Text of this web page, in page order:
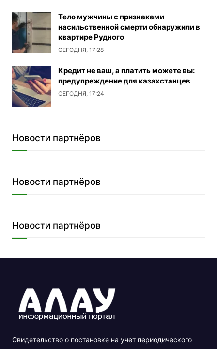
Тело мужчины с признаками
насильственной смерти обнаружили в
квартире Рудного
СЕГОДНЯ, 17:28
Кредит не ваш, а платить можете вы:
предупреждение для казахстанцев
СЕГОДНЯ, 17:24
Новости партнёров
Новости партнёров
Новости партнёров
Свидетельство о постановке на учет периодического